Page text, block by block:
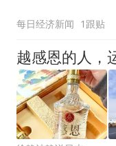
每日经济新闻 1跟贴